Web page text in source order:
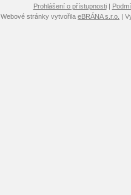
Prohlášení o přístupnosti|
Webové stránky vytvořila eBRÁNA s.r.o. |